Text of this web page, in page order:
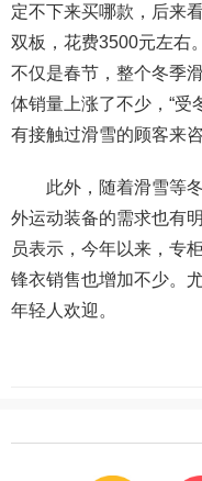
定不下来买哪款，后来
双板，花费3500元左右
不仅是春节，整个冬季
体销量上涨了不少，“受
有接触过滑雪的顾客来
此外，随着滑雪等冬
外运动装备的需求也有
员表示，今年以来，专
锋衣销售也增加不少。
年轻人欢迎。